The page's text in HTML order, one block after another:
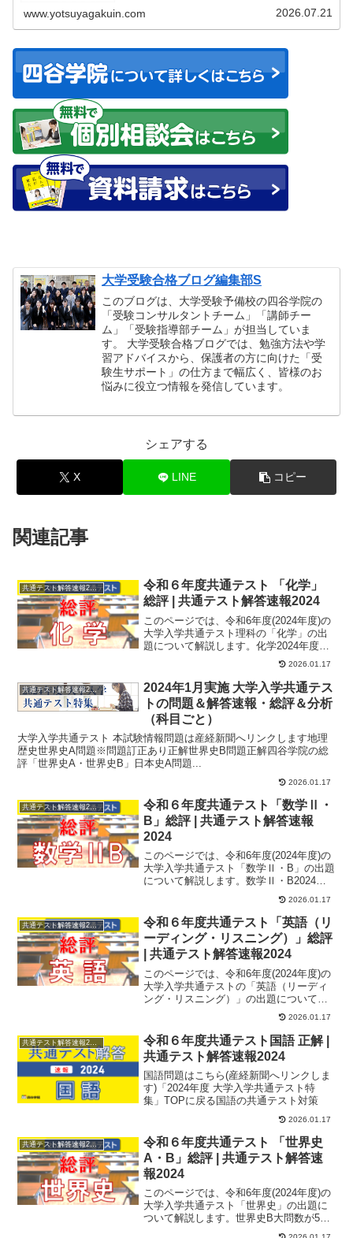
www.yotsuyagakuin.com 2026.07.21
大学受験合格ブログ編集部S
このブログは、大学受験予備校の四谷学院の
「受験コンサルタントチーム」「講師チー
ム」「受験指導部チーム」が担当していま
す。 大学受験合格ブログでは、勉強方法や学
習アドバイスから、保護者の方に向けた「受
験生サポート」の仕方まで幅広く、皆様のお
悩みに役立つ情報を発信しています。
シェアする
X LINE コピー
関連記事
共通テスト解答速報2024
令和６年度共通テスト 「化学」
総評 | 共通テスト解答速報2024
このページでは、令和6年度(2024年度)の
大学入学共通テスト理科の「化学」の出
題について解説します。化学2024年度入
試においても、共通テストになってから
2026.01.17
共通テスト解答速報2024
2024年1月実施 大学入学共通テス
トの問題＆解答速報・総評＆分析
（科目ごと）
大学入学共通テスト 本試験情報問題は産経新聞へリンクします地理
歴史世界史A問題※問題訂正あり正解世界史B問題正解四谷学院の総
評「世界史A・世界史B」日本史A問題...
2026.01.17
共通テスト解答速報2024
令和６年度共通テスト「数学Ⅱ・
B」総評 | 共通テスト解答速報
2024
このページでは、令和6年度(2024年度)の
大学入学共通テスト「数学Ⅱ・B」の出題
について解説します。数学Ⅱ・B2024年
度の数学ⅡBは、全体的に取り組みやす
2026.01.17
共通テスト解答速報2024
令和６年度共通テスト「英語（リ
ーディング・リスニング）」総評
| 共通テスト解答速報2024
このページでは、令和6年度(2024年度)の
大学入学共通テストの「英語（リーディ
ング・リスニング）」の出題について解
説します。英語（リーディング）テスト
2026.01.17
令和６年度共通テスト国語 正解 |
共通テスト解答速報2024
国語問題はこちら(産経新聞へリンクしま
す)「2024年度 大学入学共通テスト特
集」TOPに戻る国語の共通テスト対策
2026.01.17
共通テスト解答速報2024
令和６年度共通テスト 「世界史
A・B」総評 | 共通テスト解答速
報2024
このページでは、令和6年度(2024年度)の
大学入学共通テスト「世界史」の出題に
ついて解説します。世界史B大問数が5題
から4題に減少し、問題数が34題から33